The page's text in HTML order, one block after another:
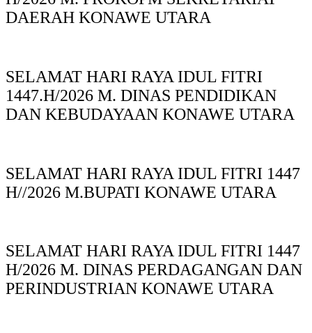
DAERAH KONAWE UTARA
SELAMAT HARI RAYA IDUL FITRI
1447.H/2026 M. DINAS PENDIDIKAN
DAN KEBUDAYAAN KONAWE UTARA
SELAMAT HARI RAYA IDUL FITRI 1447
H//2026 M.BUPATI KONAWE UTARA
SELAMAT HARI RAYA IDUL FITRI 1447
H/2026 M. DINAS PERDAGANGAN DAN
PERINDUSTRIAN KONAWE UTARA